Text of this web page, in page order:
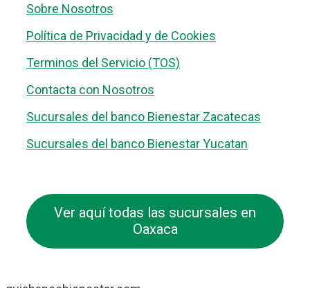
Sobre Nosotros
Política de Privacidad y de Cookies
Terminos del Servicio (TOS)
Contacta con Nosotros
Sucursales del banco Bienestar Zacatecas
Sucursales del banco Bienestar Yucatan
Ver aquí todas las sucursales en
Oaxaca